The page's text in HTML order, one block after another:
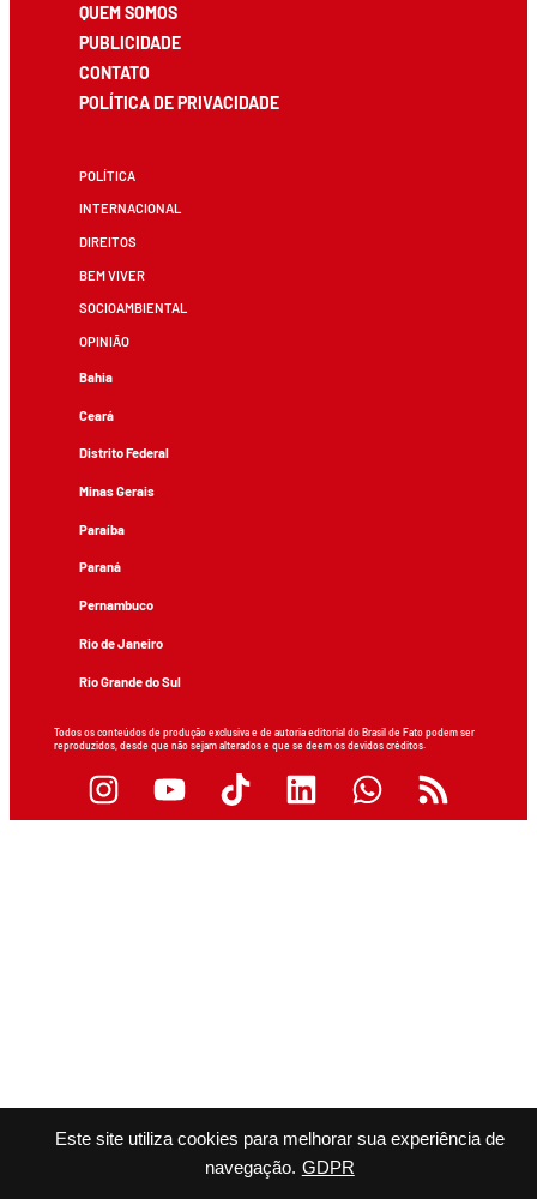
Este site utiliza cookies para melhorar sua experiência de
navegação. GDPR
QUEM SOMOS
PUBLICIDADE
CONTATO
POLÍTICA DE PRIVACIDADE
POLÍTICA
INTERNACIONAL
DIREITOS
BEM VIVER
SOCIOAMBIENTAL
OPINIÃO
Bahia
Ceará
Distrito Federal
Minas Gerais
Paraíba
Paraná
Pernambuco
Rio de Janeiro
Rio Grande do Sul
Todos os conteúdos de produção exclusiva e de autoria editorial do Brasil de Fato podem ser
reproduzidos, desde que não sejam alterados e que se deem os devidos créditos.